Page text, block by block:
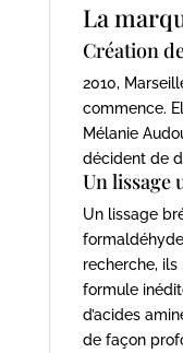
La
Création
2010,
commence.
Mélanie
décident de
Un lissage
Un lissage
recherche,
formule
d’acides
de façon